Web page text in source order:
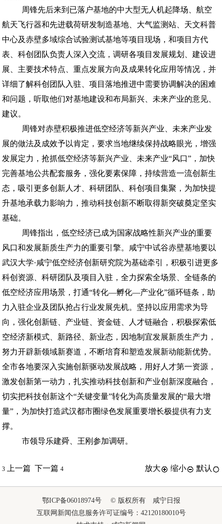
周锋先后来到已落户基地的中大型无人机起降场、航空
航天飞行器和先进载荷研发制造基地、大气监测站、天文科普
中心及赤壁多域综合试验测试基地等项目现场，和项目方代
表、科创团队负责人深入交流，调研各项目发展规划、建设进
展、主要技术特点、重点发展方向及成果转化应用等情况，并
详细了解科创团队入驻、项目落地推进中需要协调解决的困难
和问题，听取他们对基地建设和布局新兴、未来产业的意见、
建议。
周锋对赤壁积极推进低空经济等新兴产业、未来产业发
展的做法及成效予以肯定，要求当地继续保持战略眼光，增强
发展定力，抢抓低空经济等新兴产业、未来产业“风口”，加快
完善基地公共配套服务，强化要素保障，持续营造一流创新生
态，吸引更多创新人才、科研团队、科创项目集聚，为加快提
升基地承载力影响力，推动科技创新不断取得新突破奠定坚实
基础。
周锋指出，低空经济已成为国家战略性新兴产业的重要
风口和发展新质生产力的重要引擎。咸宁中试谷赤壁基地要以
武汉大学·咸宁低空经济创新研究院为基础牵引，积极引进更多
科创资源、科研团队及项目入驻，全力探索全场景、全链条的
低空经济应用场景，打通“转化—孵化—产业化”循环链条，助
力入驻企业及团队抢占行业发展先机。坚持以应用需求为导
向，强化创新链、产业链、资金链、人才链融合，积极探索低
空经济新模式、新路径、新业态，因地制宜发展新质生产力，
努力开辟新领域新赛道，不断培育和塑造发展新动能新优势。
全市各地要深入实施创新驱动发展战略，用好人才第一资源，
激发创新第一动力，扎实推动科技创新和产业创新深度融合，
切实把科技创新这个“关键变量”转化为高质量发展的“最大增
量”，为加快打造武汉都市圈绿色发展重要增长极提供有力支
撑。
市领导乐建舜、王刚参加调研。
3 上一篇 下一篇4 放大 缩小 默认
鄂ICP备06018974号 © 版权所有 咸宁日报
互联网新闻信息服务许可证编号：42120180010号